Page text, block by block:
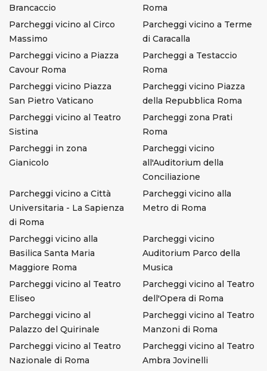
Brancaccio
Roma
Parcheggi vicino al Circo
Massimo
Parcheggi vicino a Terme
di Caracalla
Parcheggi vicino a Piazza
Cavour Roma
Parcheggi a Testaccio
Roma
Parcheggi vicino Piazza
San Pietro Vaticano
Parcheggi vicino Piazza
della Repubblica Roma
Parcheggi vicino al Teatro
Sistina
Parcheggi zona Prati
Roma
Parcheggi in zona
Gianicolo
Parcheggi vicino
all'Auditorium della
Conciliazione
Parcheggi vicino a Città
Universitaria - La Sapienza
di Roma
Parcheggi vicino alla
Metro di Roma
Parcheggi vicino alla
Basilica Santa Maria
Maggiore Roma
Parcheggi vicino
Auditorium Parco della
Musica
Parcheggi vicino al Teatro
Eliseo
Parcheggi vicino al Teatro
dell'Opera di Roma
Parcheggi vicino al
Palazzo del Quirinale
Parcheggi vicino al Teatro
Manzoni di Roma
Parcheggi vicino al Teatro
Nazionale di Roma
Parcheggi vicino al Teatro
Ambra Jovinelli